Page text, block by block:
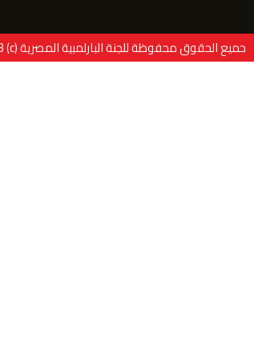
حميع الحقوق محفوظة للجنة البارلمبية المصرية (c) 2023